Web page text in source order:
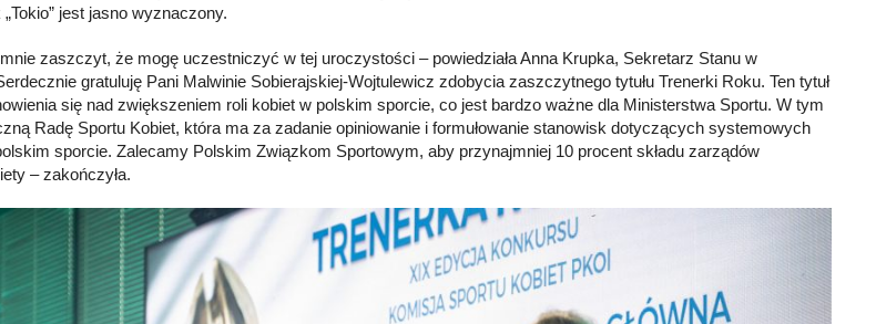
jest jasno wyznaczony.
zaszczyt, że mogę uczestniczyć w tej uroczystości – powiedziała Anna Krupka, Sekretarz Stanu w
gratuluję Pani Malwinie Sobierajskiej-Wojtulewicz zdobycia zaszczytnego tytułu Trenerki Roku. Ten tytuł
się nad zwiększeniem roli kobiet w polskim sporcie, co jest bardzo ważne dla Ministerstwa Sportu. W tym
Radę Sportu Kobiet, która ma za zadanie opiniowanie i formułowanie stanowisk dotyczących systemowych
sporcie. Zalecamy Polskim Związkom Sportowym, aby przynajmniej 10 procent składu zarządów
– zakończyła.